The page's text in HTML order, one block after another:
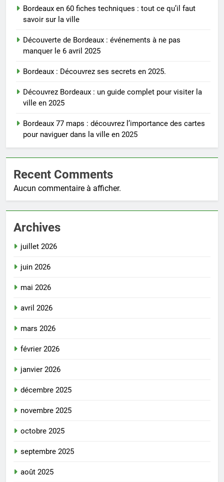
Bordeaux en 60 fiches techniques : tout ce qu’il faut
savoir sur la ville
Découverte de Bordeaux : événements à ne pas
manquer le 6 avril 2025
Bordeaux : Découvrez ses secrets en 2025.
Découvrez Bordeaux : un guide complet pour visiter la
ville en 2025
Bordeaux 77 maps : découvrez l’importance des cartes
pour naviguer dans la ville en 2025
Recent Comments
Aucun commentaire à afficher.
Archives
juillet 2026
juin 2026
mai 2026
avril 2026
mars 2026
février 2026
janvier 2026
décembre 2025
novembre 2025
octobre 2025
septembre 2025
août 2025